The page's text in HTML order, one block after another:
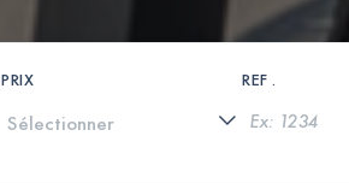
PRIX REF .